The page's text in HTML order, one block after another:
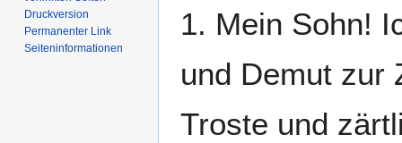
1. Mein Sohn!
und Demut zur
Troste und
Druckversion
Permanenter Link
Seiten­­informationen